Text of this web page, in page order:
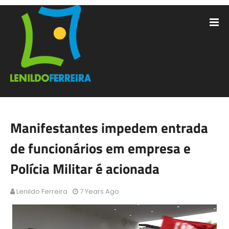
Manifestantes impedem entrada
de funcionários em empresa e
Polícia Militar é acionada
Lenildo Ferreira 7 Years Ago